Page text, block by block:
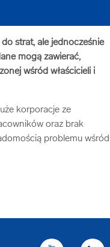
strat, ale jednocześnie
mogą zawierać,
wśród właścicieli i
korporacje ze
oraz brak
problemu wśród